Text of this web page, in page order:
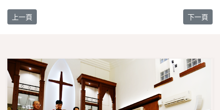
上一篇文章: 【教會消息】3/18 登記2023年基督教平安園清明掃墓
上一頁 下一篇文
下一頁